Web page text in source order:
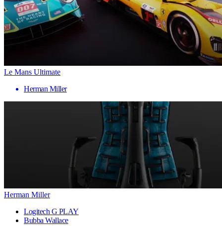
Le Mans Ultimate
Herman Miller
Herman Miller
Logitech G PLAY
Bubba Wallace